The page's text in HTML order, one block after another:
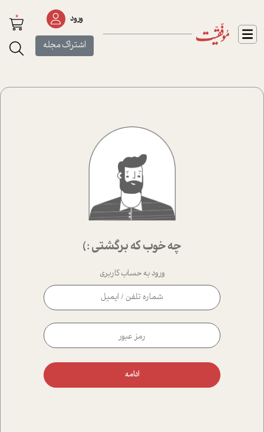
ورود
اشتراک مجله
0
چه خوب که برگشتی :)
ورود به حساب کاربری
ادامه